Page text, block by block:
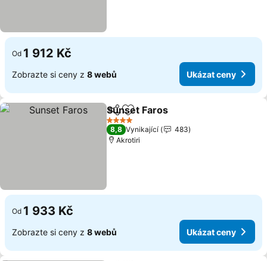
Od 1 912 Kč
Zobrazte si ceny z 8 webů Ukázat ceny
SdíletPřidat na seznam oblíbených
Sunset Faros
4 Počet hvězdiček
8,8 Vynikající
483
Akrotiri
Od 1 933 Kč
Zobrazte si ceny z 8 webů Ukázat ceny